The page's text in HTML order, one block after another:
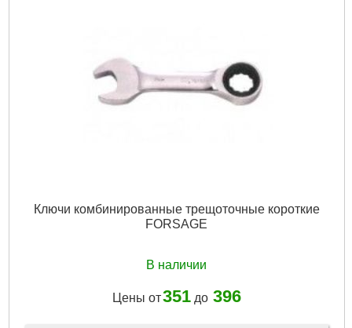
Ключи комбинированные трещоточные короткие
FORSAGE
В наличии
Цены от351до 396